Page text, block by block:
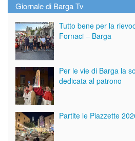
Giornale di Barga Tv
Tutto bene per la
Fornaci – Barga
Per le vie di Barga la
dedicata al patrono
Partite le Piazzette